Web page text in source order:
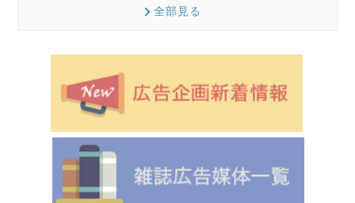
全部見る